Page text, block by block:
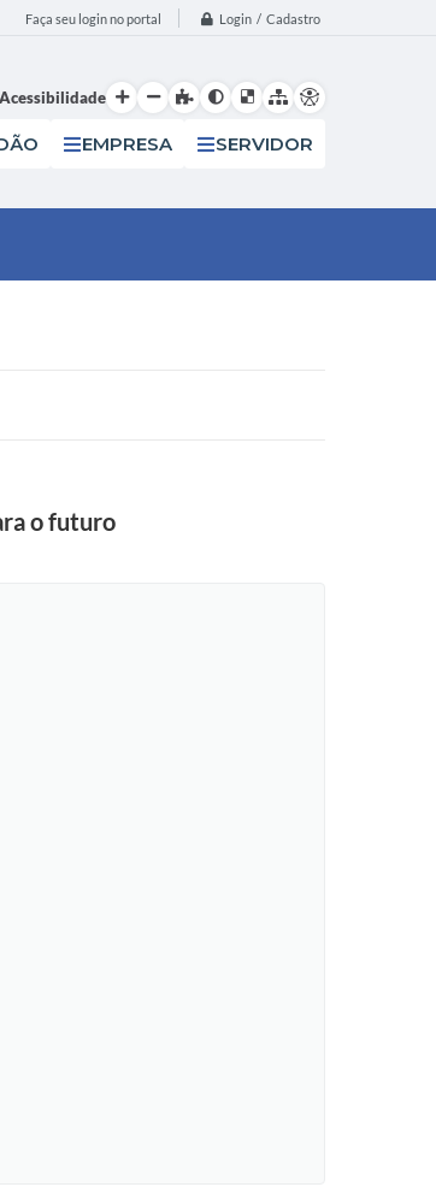
Faça seu login no portal Login / Cadastro
Acessibilidade
EMPRESA SERVIDOR
o futuro